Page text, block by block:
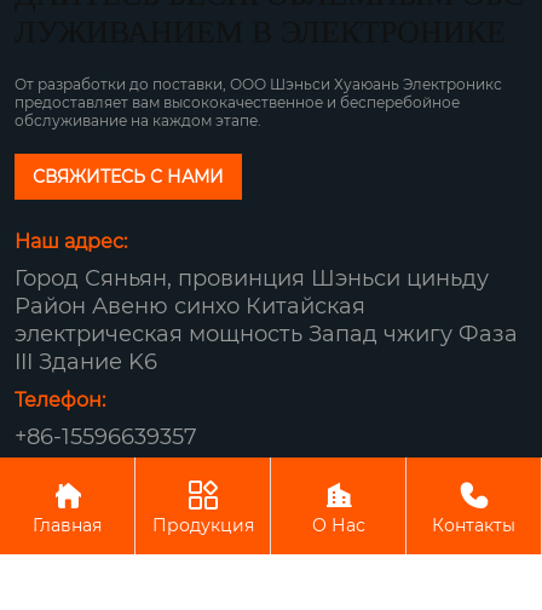
От разработки до поставки, ООО Шэньси Хуаюань Электроникс
предоставляет вам высококачественное и бесперебойное
обслуживание на каждом этапе.
СВЯЖИТЕСЬ С НАМИ
Наш адрес:
Город Сяньян, провинция Шэньси циньду
Район Авеню синхо Китайская
электрическая мощность Запад чжигу Фаза
III Здание K6
Телефон:
+86-15596639357
Авторское право© ООО Шэньси Хуаюань
Электроникс

Главная

Продукция

О Нас

Контакты